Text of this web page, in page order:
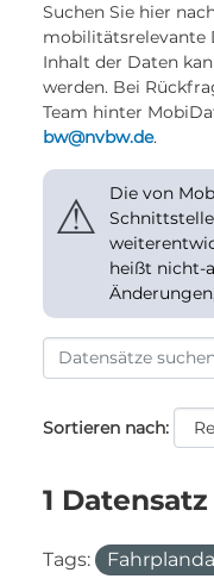
Suchen Sie hier
mobilitätsrelevante
Inhalt der Daten
werden. Bei
Team hinter
bw@nvbw.de.
⚠
Die von
heißt nicht-
Sortieren nach
1
Tags: